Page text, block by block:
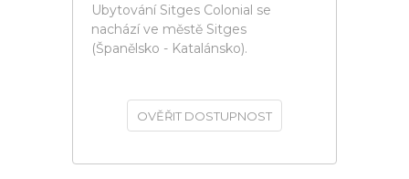
Ubytování Sitges Colonial se
nachází ve městě Sitges
(Španělsko - Katalánsko).
OVĚŘIT DOSTUPNOST